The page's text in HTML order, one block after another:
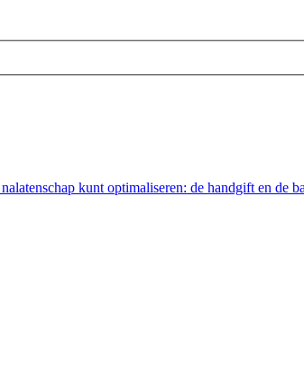
kunt optimaliseren: de handgift en de